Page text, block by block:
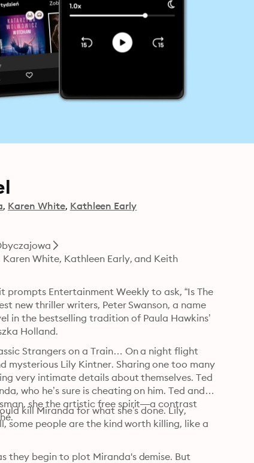
Karen White Kathleen Early
White, Kathleen Early, and Keith
Entertainment Weekly to ask, “Is The
new thriller writers, Peter Swanson, a name
in the bestselling tradition of Paula Hawkins’
Holland.
Strangers on a Train… On a night flight
mysterious Lily Kintner. Sharing one too many
very intimate details about themselves. Ted
who he’s sure is cheating on him. Ted and
she the artistic free spirit—a contrast
kill Miranda for what she’s done. Lily,
some people are the kind worth killing, like a
they begin to plot Miranda's demise. But